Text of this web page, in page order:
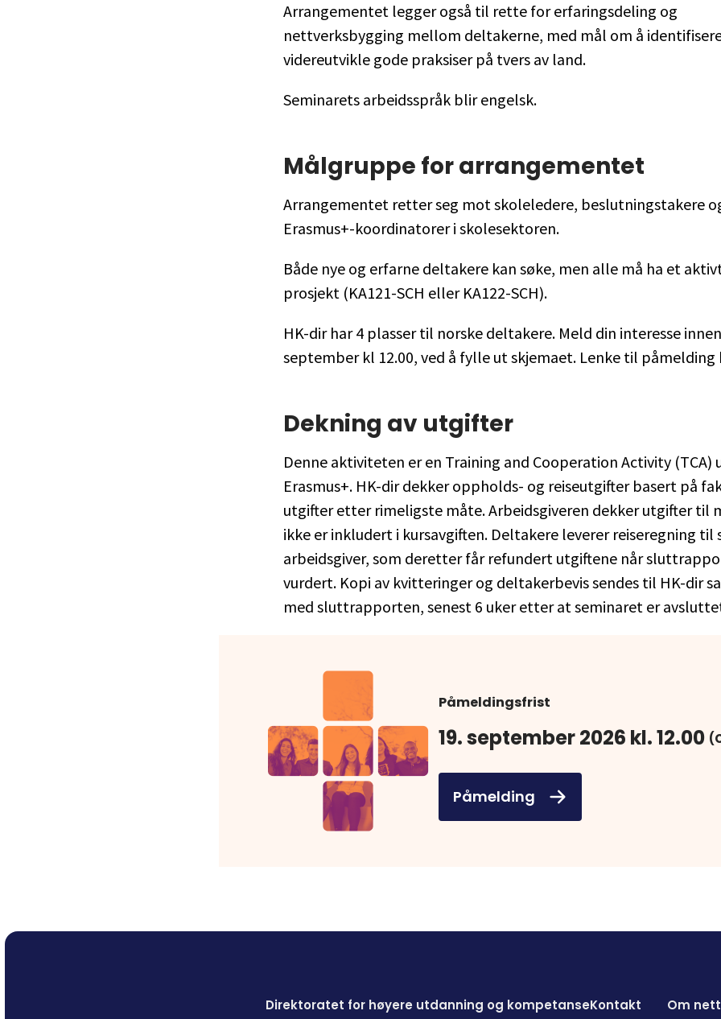
Arrangementet legger også til rette for erfaringsdeling og
nettverksbygging mellom deltakerne, med mål om å
videreutvikle gode praksiser på tvers av land.
Seminarets arbeidsspråk blir engelsk.
Målgruppe for arrangementet
Arrangementet retter seg mot skoleledere, beslutningstakere
Erasmus+-koordinatorer i skolesektoren.
Både nye og erfarne deltakere kan søke, men alle må ha et
prosjekt (KA121-SCH eller KA122-SCH).
HK-dir har 4 plasser til norske deltakere. Meld din interesse
september kl 12.00, ved å fylle ut skjemaet. Lenke til påmelding
Dekning av utgifter
Denne aktiviteten er en Training and Cooperation Activity (TCA)
Erasmus+. HK-dir dekker oppholds- og reiseutgifter basert på
utgifter etter rimeligste måte. Arbeidsgiveren dekker utgifter til
ikke er inkludert i kursavgiften. Deltakere leverer reiseregning til
arbeidsgiver, som deretter får refundert utgiftene når
vurdert. Kopi av kvitteringer og deltakerbevis sendes til HK-dir
med sluttrapporten, senest 6 uker etter at seminaret er
Påmeldingsfrist
19. september 2026 kl. 12.00
Påmelding
Direktoratet for høyere utdanning og kompetanseKontakt Om